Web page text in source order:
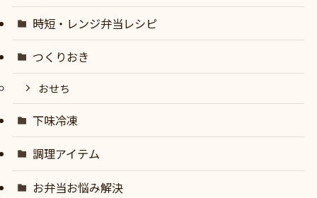
時短・レンジ弁当レシピ
つくりおき
おせち
下味冷凍
調理アイテム
お弁当お悩み解決